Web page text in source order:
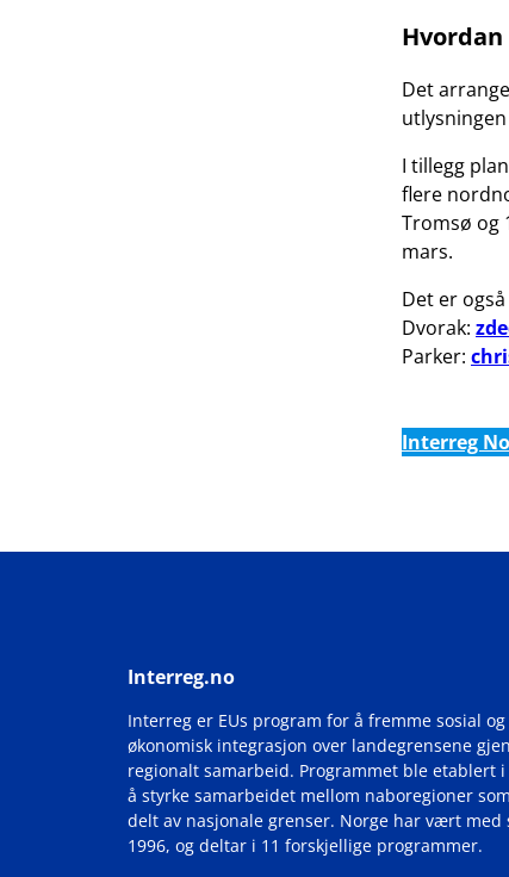
Hvordan
Det
utlysningen
I tillegg
flere
Tromsø og
mars.
Det er
Dvorak:
Parker:
Interreg
Interreg.no
Interreg er EUs program for å fremme sosial og
økonomisk integrasjon over landegrensene
regionalt samarbeid. Programmet ble etablert i
å styrke samarbeidet mellom naboregioner
delt av nasjonale grenser. Norge har vært med
1996, og deltar i 11 forskjellige programmer.